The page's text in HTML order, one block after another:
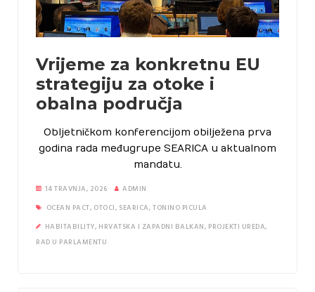
Vrijeme za konkretnu EU
strategiju za otoke i
obalna područja
Obljetničkom konferencijom obilježena prva
godina rada međugrupe SEARICA u aktualnom
mandatu.
14 TRAVNJA, 2026
ADMIN
OCEAN PACT, OTOCI, SEARICA,TONINO PICULA
HABITABILITY, HRVATSKA I ZAPADNI BALKAN, PROJEKTI UREDA,
RAD U PARLAMENTU